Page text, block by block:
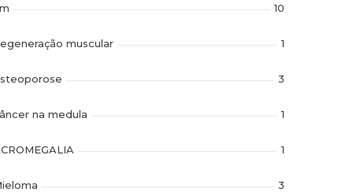
10
muscular 1
3
na medula 1
1
3